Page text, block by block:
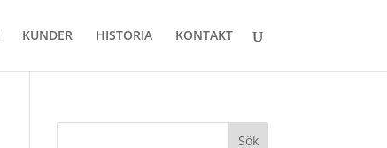
KUNDER HISTORIA KONTAKT